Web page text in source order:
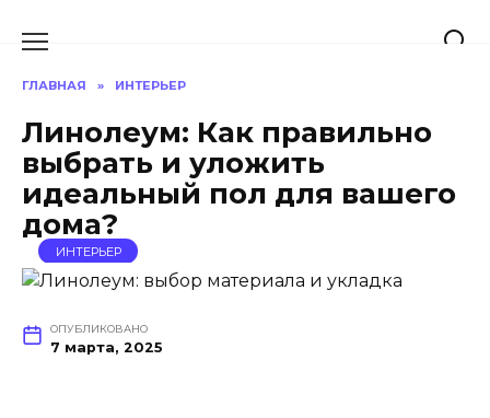
ГЛАВНАЯ » ИНТЕРЬЕР
Линолеум: Как правильно
выбрать и уложить
идеальный пол для вашего
дома?
ИНТЕРЬЕР
ОПУБЛИКОВАНО
7 марта, 2025